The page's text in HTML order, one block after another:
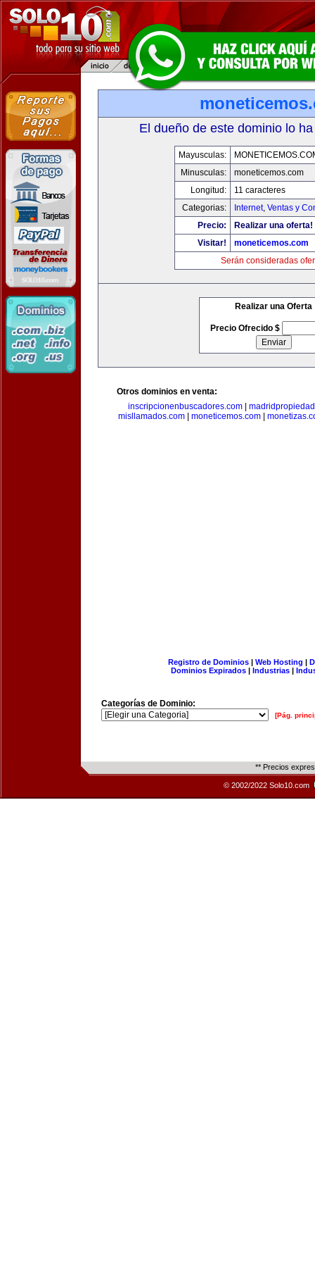
El dueño de este dominio lo
Mayusculas:
Minusculas:
moneticemos.com
Longitud:
11 caracteres
Categorias:
Internet, Ventas y
Precio:
Realizar una oferta!
Visitar!
moneticemos.com
Serán consideradas
Realizar una Oferta
Precio Ofrecido $
Otros dominios en venta:
inscripcionenbuscadores.com|
misllamados.com| moneticemos.com|
Registro de Dominios| Web Hosting |
Dominios Expirados | Industrias |
Categorías de Dominio:
[Pág.
** Precios
© 2002/2022 Solo10.com